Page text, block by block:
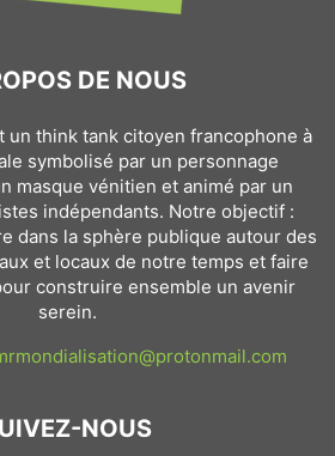
DE NOUS
un think tank citoyen francophone à
symbolisé par un personnage
masque vénitien et animé par un
indépendants. Notre objectif :
dans la sphère publique autour des
et locaux de notre temps et faire
construire ensemble un avenir
serein.
NOUS